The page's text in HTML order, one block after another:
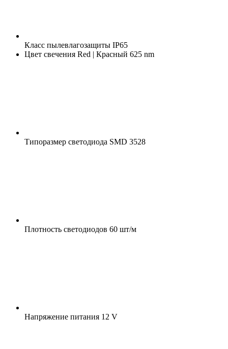
Класс пылевлагозащиты IP65
Цвет свечения Red | Красный 625 nm
Типоразмер светодиода SMD 3528
Плотность светодиодов 60 шт/м
Напряжение питания 12 V